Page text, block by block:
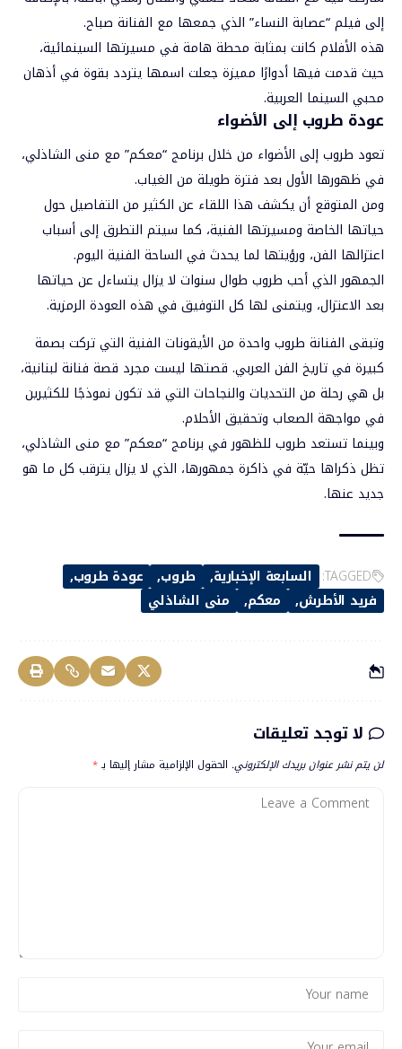
إلى فيلم “عصابة النساء” الذي جمعها مع الفنانة صباح.
هذه الأفلام كانت بمثابة محطة هامة في مسيرتها السينمائية،
حيث قدمت فيها أدوارًا مميزة جعلت اسمها يتردد بقوة في أذهان
محبي السينما العربية.
عودة طروب إلى الأضواء
تعود طروب إلى الأضواء من خلال برنامج “معكم” مع منى الشاذلي،
في ظهورها الأول بعد فترة طويلة من الغياب.
ومن المتوقع أن يكشف هذا اللقاء عن الكثير من التفاصيل حول
حياتها الخاصة ومسيرتها الفنية، كما سيتم التطرق إلى أسباب
اعتزالها الفن، ورؤيتها لما يحدث في الساحة الفنية اليوم.
الجمهور الذي أحب طروب طوال سنوات لا يزال يتساءل عن حياتها
بعد الاعتزال، ويتمنى لها كل التوفيق في هذه العودة الرمزية.
وتبقى الفنانة طروب واحدة من الأيقونات الفنية التي تركت بصمة
كبيرة في تاريخ الفن العربي. قصتها ليست مجرد قصة فنانة لبنانية،
بل هي رحلة من التحديات والنجاحات التي قد تكون نموذجًا للكثيرين
في مواجهة الصعاب وتحقيق الأحلام.
وبينما تستعد طروب للظهور في برنامج “معكم” مع منى الشاذلي،
تظل ذكراها حيّة في ذاكرة جمهورها، الذي لا يزال يترقب كل ما هو
جديد عنها.
TAGGED: السابعة الإخبارية طروب
عودة طروب
فريد الأطرش
معكم منى الشاذلي
لا توجد تعليقات
لن يتم نشر عنوان بريدك الإلكتروني. الحقول الإلزامية مشار إليها بـ*